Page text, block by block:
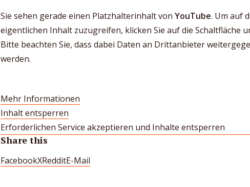
Sie sehen gerade einen Platzhalterinhalt von YouTube. Um auf
eigentlichen Inhalt zuzugreifen, klicken Sie auf die Schaltfläche
Bitte beachten Sie, dass dabei Daten an Drittanbieter
werden.
Mehr Informationen
Inhalt entsperren
Erforderlichen Service akzeptieren und Inhalte entsperren
Share this
FacebookXRedditE-Mail